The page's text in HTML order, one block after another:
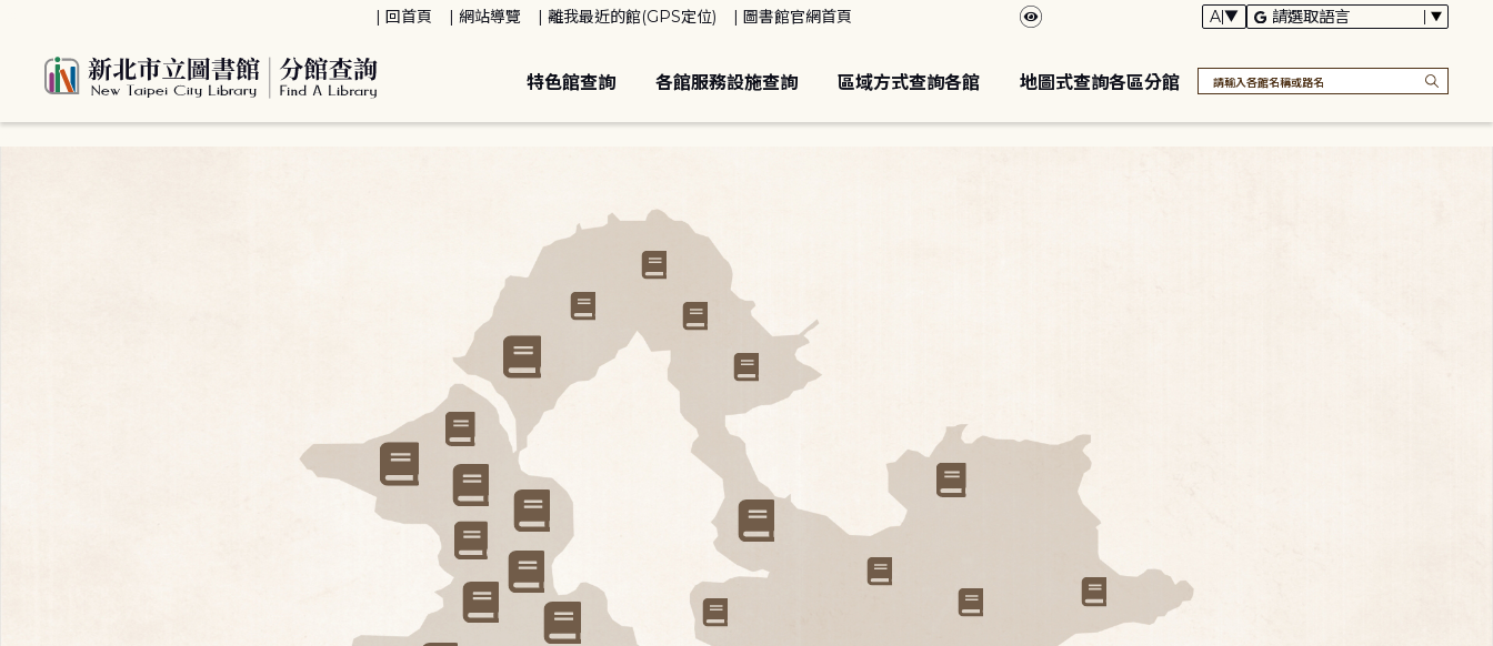
回首頁 網站導覽 離我最近的館(GPS定位) 圖書館官網首頁
特色館查詢 各館服務設施查詢 區域方式查詢各館 地圖式查詢各區分館